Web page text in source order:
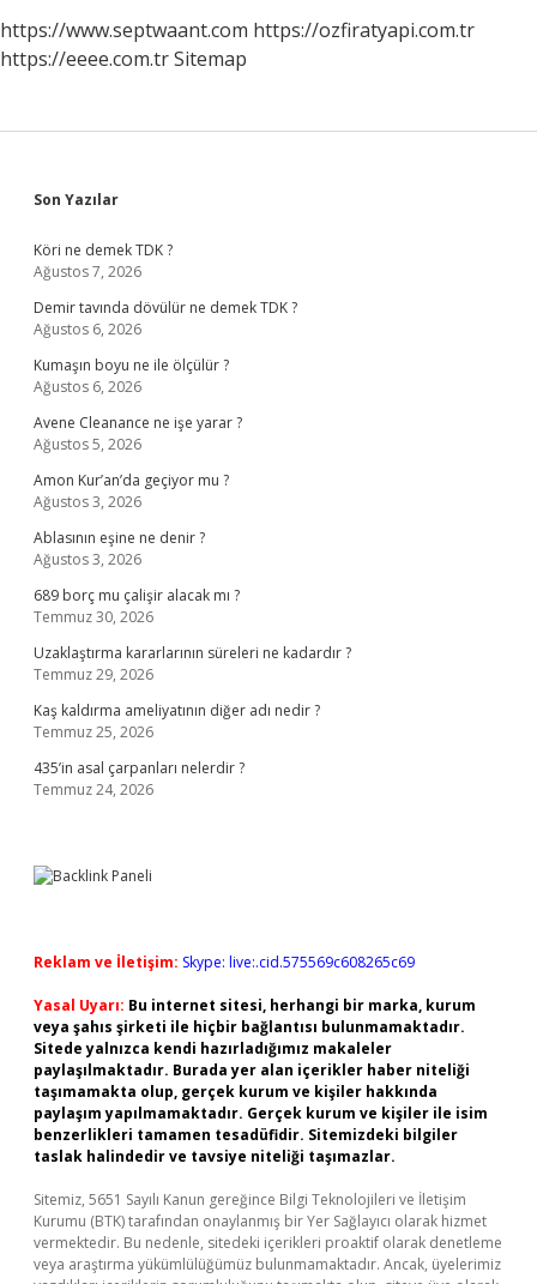
https://www.septwaant.com https://ozfiratyapi.com.tr
https://eeee.com.trSitemap
Sidebar
Son Yazılar
Köri ne demek TDK ?
Ağustos 7, 2026
Demir tavında dövülür ne demek TDK ?
Ağustos 6, 2026
Kumaşın boyu ne ile ölçülür ?
Ağustos 6, 2026
Avene Cleanance ne işe yarar ?
Ağustos 5, 2026
Amon Kur’an’da geçiyor mu ?
Ağustos 3, 2026
Ablasının eşine ne denir ?
Ağustos 3, 2026
689 borç mu çalişir alacak mı ?
Temmuz 30, 2026
Uzaklaştırma kararlarının süreleri ne kadardır ?
Temmuz 29, 2026
Kaş kaldırma ameliyatının diğer adı nedir ?
Temmuz 25, 2026
435’in asal çarpanları nelerdir ?
Temmuz 24, 2026
Reklam ve İletişim: Skype: live:.cid.575569c608265c69
Yasal Uyarı: Bu internet sitesi, herhangi bir marka, kurum
veya şahıs şirketi ile hiçbir bağlantısı bulunmamaktadır.
Sitede yalnızca kendi hazırladığımız makaleler
paylaşılmaktadır. Burada yer alan içerikler haber niteliği
taşımamakta olup, gerçek kurum ve kişiler hakkında
paylaşım yapılmamaktadır. Gerçek kurum ve kişiler ile isim
benzerlikleri tamamen tesadüfidir. Sitemizdeki bilgiler
taslak halindedir ve tavsiye niteliği taşımazlar.
Sitemiz, 5651 Sayılı Kanun gereğince Bilgi Teknolojileri ve İletişim
Kurumu (BTK) tarafından onaylanmış bir Yer Sağlayıcı olarak hizmet
vermektedir. Bu nedenle, sitedeki içerikleri proaktif olarak denetleme
veya araştırma yükümlülüğümüz bulunmamaktadır. Ancak, üyelerimiz